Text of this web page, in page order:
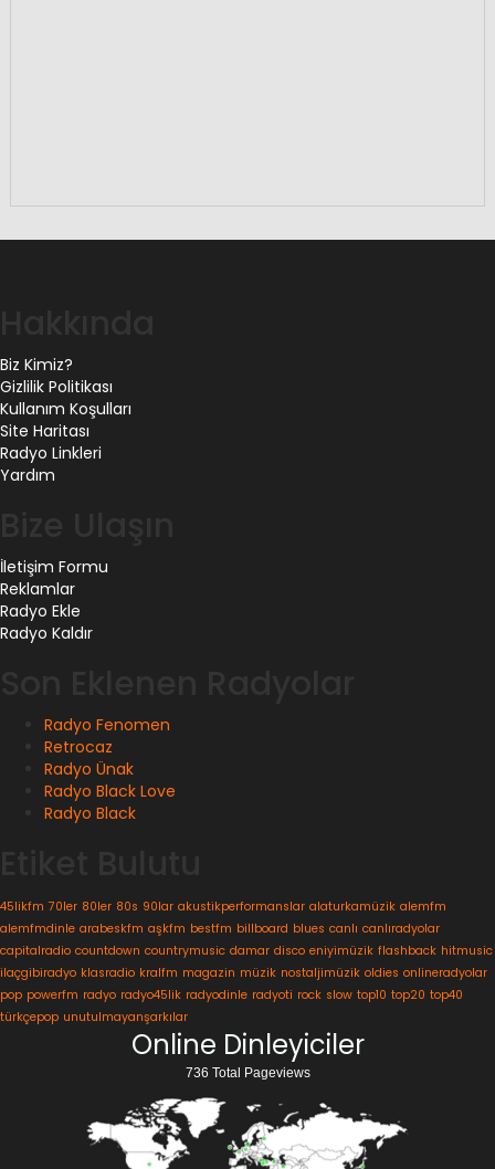
Biz Kimiz?
Gizlilik Politikası
Kullanım Koşulları
Site Haritası
Radyo Linkleri
Yardım
İletişim Formu
Reklamlar
Radyo Ekle
Radyo Kaldır
Radyo Fenomen
Retrocaz
Radyo Ünak
Radyo Black Love
Radyo Black
45likfm 70ler 80ler 80s 90lar akustikperformanslar alaturkamüzik alemfm
alemfmdinle arabeskfm aşkfm bestfm billboard blues canlı canlıradyolar
capitalradio countdown countrymusic damar disco eniyimüzik flashback hitmusic
ilaçgibiradyo klasradio kralfm magazin müzik nostaljimüzik oldies onlineradyolar
pop powerfm radyo radyo45lik radyodinle radyoti rock slow top10 top20 top40
türkçepop unutulmayanşarkılar
Online Dinleyiciler
736 Total Pageviews